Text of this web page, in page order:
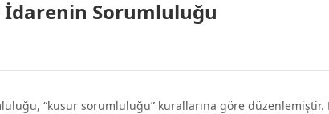
İdarenin Sorumluluğu
“kusur sorumluluğu” kurallarına göre